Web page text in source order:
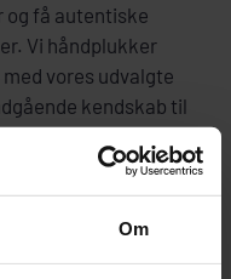
Om
og få autentiske
Vi håndplukker
vores udvalgte
kendskab til